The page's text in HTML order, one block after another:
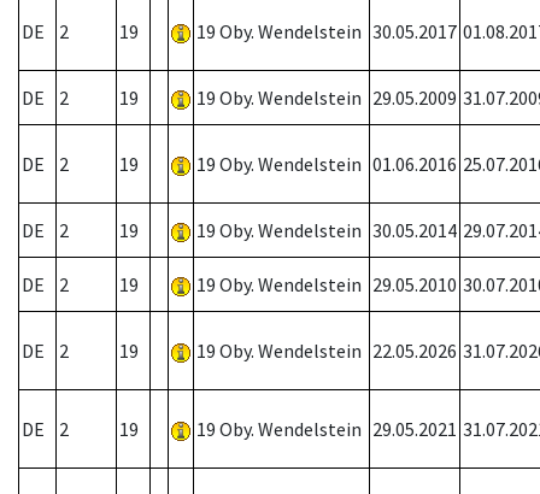
DE 2 19 19 Oby. Wendelstein 30.05.2017
DE 2 19 19 Oby. Wendelstein 29.05.2009
DE 2 19 19 Oby. Wendelstein 01.06.2016
DE 2 19 19 Oby. Wendelstein 30.05.2014
DE 2 19 19 Oby. Wendelstein 29.05.2010
DE 2 19 19 Oby. Wendelstein 22.05.2026
DE 2 19 19 Oby. Wendelstein 29.05.2021